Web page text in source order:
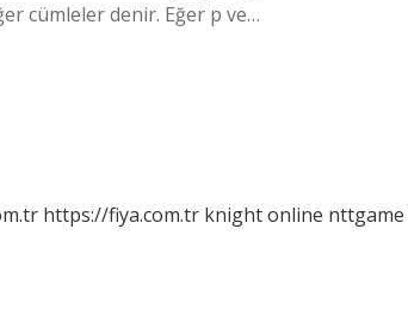
cümleler denir. Eğer p ve…
https://fiya.com.tr knight online nttgame